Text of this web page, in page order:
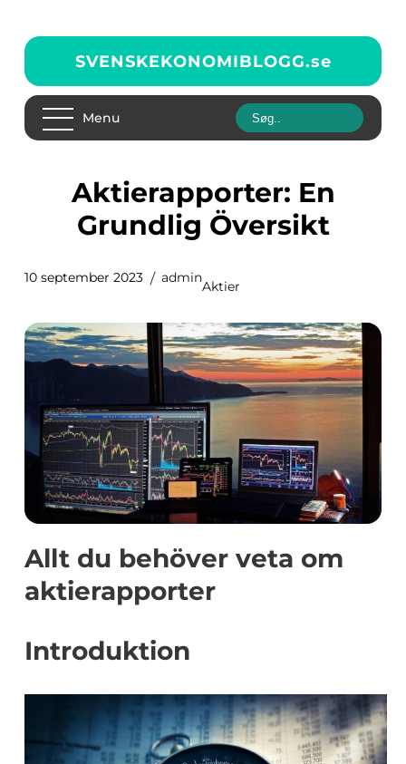
SVENSKEKONOMIBLOGG.se
Menu
Aktierapporter: En
Grundlig Översikt
10 september 2023 admin
Aktier
Allt du behöver veta om
aktierapporter
Introduktion